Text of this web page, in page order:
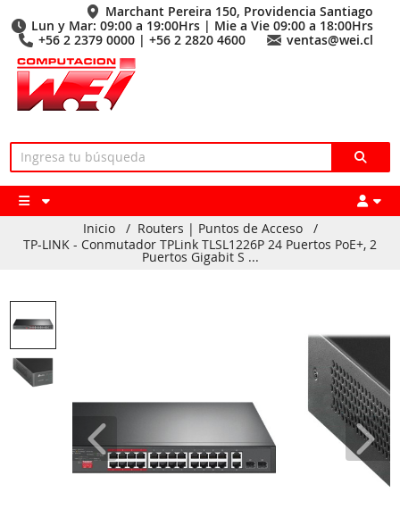
Marchant Pereira 150, Providencia Santiago
Lun y Mar: 09:00 a 19:00Hrs | Mie a Vie 09:00 a 18:00Hrs
+56 2 2379 0000 | +56 2 2820 4600
ventas@wei.cl
Inicio / Routers | Puntos de Acceso
/
TP-LINK - Conmutador TPLink TLSL1226P 24 Puertos PoE+, 2
Puertos Gigabit S ...